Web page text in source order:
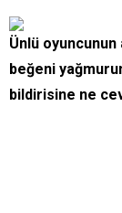
Ünlü
beğeni
bildirisine ne